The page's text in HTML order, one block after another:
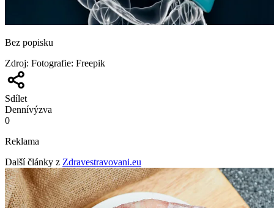
Bez popisku
Zdroj: Fotografie: Freepik
Sdílet
Dennívýzva
0
Reklama
Další články z Zdravestravovani.eu